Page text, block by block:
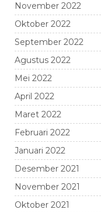
November 2022
Oktober 2022
September 2022
Agustus 2022
Mei 2022
April 2022
Maret 2022
Februari 2022
Januari 2022
Desember 2021
November 2021
Oktober 2021